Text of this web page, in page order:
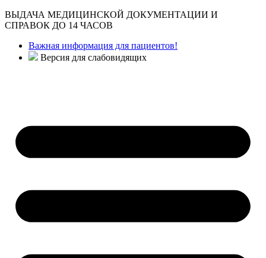
ВЫДАЧА МЕДИЦИНСКОЙ ДОКУМЕНТАЦИИ И
СПРАВОК ДО 14 ЧАСОВ
Важная информация для пациентов!
Версия для слабовидящих